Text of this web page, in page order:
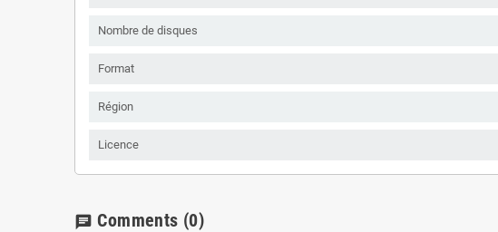
Nombre de disques
Format
Région
Licence
chat Comments (0)